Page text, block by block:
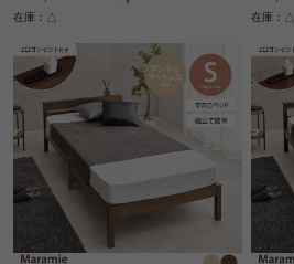
在庫：△ 在庫：△